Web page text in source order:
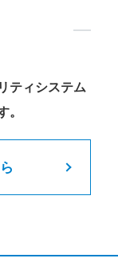
ティシステム
。